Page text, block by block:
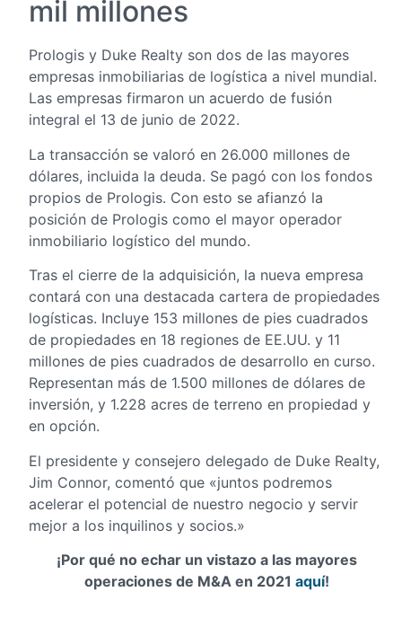
mil millones
Prologis y Duke Realty son dos de las mayores
empresas inmobiliarias de logística a nivel mundial.
Las empresas firmaron un acuerdo de fusión
integral el 13 de junio de 2022.
La transacción se valoró en 26.000 millones de
dólares, incluida la deuda. Se pagó con los fondos
propios de Prologis. Con esto se afianzó la
posición de Prologis como el mayor operador
inmobiliario logístico del mundo.
Tras el cierre de la adquisición, la nueva empresa
contará con una destacada cartera de propiedades
logísticas. Incluye 153 millones de pies cuadrados
de propiedades en 18 regiones de EE.UU. y 11
millones de pies cuadrados de desarrollo en curso.
Representan más de 1.500 millones de dólares de
inversión, y 1.228 acres de terreno en propiedad y
en opción.
El presidente y consejero delegado de Duke Realty,
Jim Connor, comentó que «juntos podremos
acelerar el potencial de nuestro negocio y servir
mejor a los inquilinos y socios.»
¡Por qué no echar un vistazo a las mayores
operaciones de M&A en 2021 aquí!